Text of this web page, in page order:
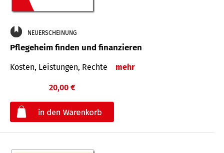
NEUERSCHEINUNG
Pflegeheim finden und finanzieren
Kosten, Leistungen, Rechte mehr
20,00 €